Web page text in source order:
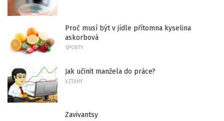
Proč musí být v jídle přítomna kyselina
askorbová
SPORTY
Jak učinit manžela do práce?
VZTAHY
Zavivantsy